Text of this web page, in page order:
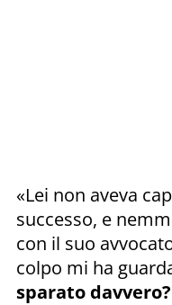
«Lei non aveva
successo, e
con il suo
colpo mi ha
sparato